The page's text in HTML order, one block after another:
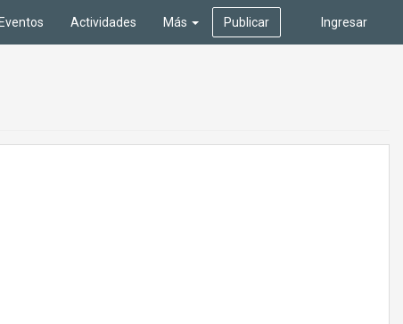
Ingresar
Eventos Actividades Más Publicar